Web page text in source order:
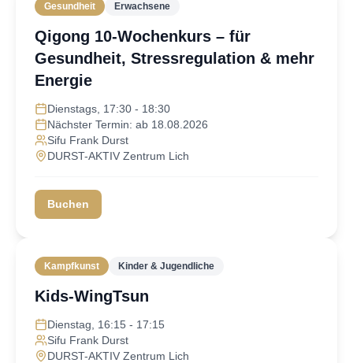
Gesundheit Erwachsene
Qigong 10-Wochenkurs – für
Gesundheit, Stressregulation & mehr
Energie​
Dienstags, 17:30 - 18:30
Nächster Termin: ab 18.08.2026
Sifu Frank Durst
DURST-AKTIV Zentrum Lich
Buchen
Kampfkunst Kinder & Jugendliche
Kids-WingTsun
Dienstag, 16:15 - 17:15
Sifu Frank Durst
DURST-AKTIV Zentrum Lich